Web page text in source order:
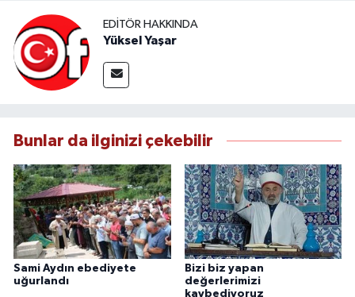
EDITÖR HAKKINDA
Yüksel Yaşar
Bunlar da ilginizi çekebilir
Sami Aydın ebediyete
uğurlandı
Bizi biz yapan
değerlerimizi
kaybediyoruz